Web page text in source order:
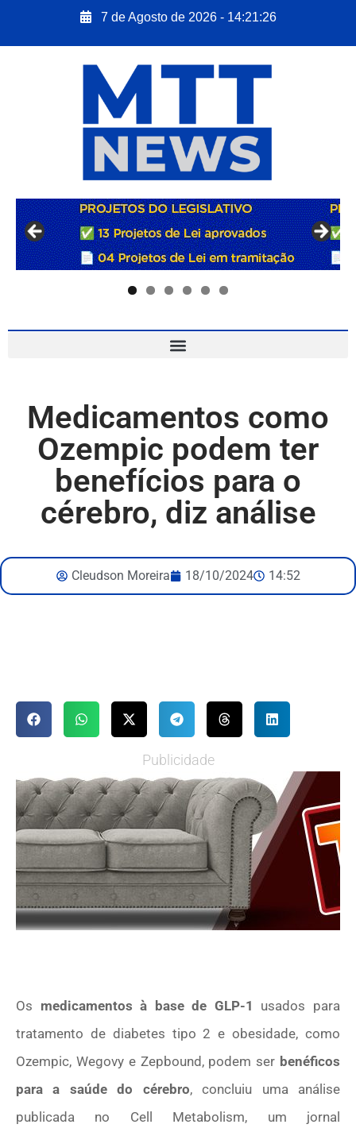
7 de Agosto de 2026 - 14:21:27
Medicamentos como
Ozempic podem ter
benefícios para o
cérebro, diz análise
Cleudson Moreira 18/10/2024 14:52
Publicidade
Os medicamentos à base de GLP-1
usados para
tratamento de diabetes tipo 2 e obesidade, como
Ozempic, Wegovy e Zepbound, podem ser benéficos
para a saúde do cérebro, concluiu uma análise
publicada no Cell Metabolism, um jornal